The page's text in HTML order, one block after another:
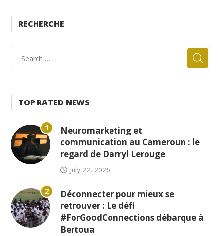
RECHERCHE
TOP RATED NEWS
1
Neuromarketing et
communication au Cameroun : le
regard de Darryl Lerouge
July 22, 2026
2
Déconnecter pour mieux se
retrouver : Le défi
#ForGoodConnections débarque à
Bertoua